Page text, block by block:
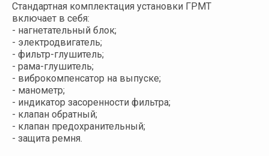
Стандартная комплектация установки ГРМТ
включает в себя:
- нагнетательный блок;
- электродвигатель;
- фильтр-глушитель;
- рама-глушитель;
- виброкомпенсатор на выпуске;
- манометр;
- индикатор засоренности фильтра;
- клапан обратный;
- клапан предохранительный;
- защита ремня.